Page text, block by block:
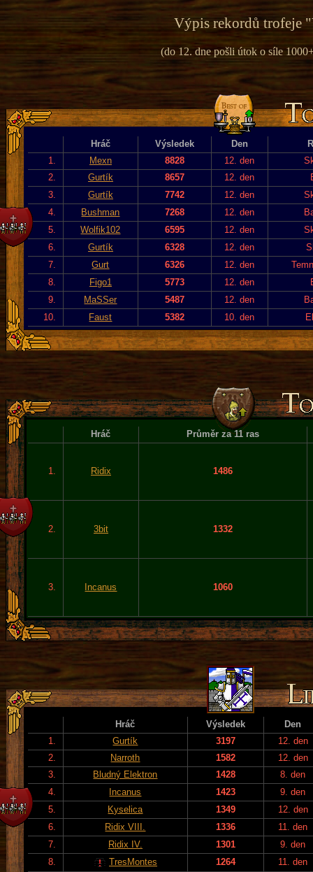
Výpis rekordů trofeje "
(do 12. dne pošli útok o síle
Hráč Výsledek Den
1.
Mexn 8828 12. den
2.
Gurtík 8657 12. den
3.
Gurtík 7742 12. den
4.
Bushman 7268 12. den
5.
Wolfik102 6595 12. den
6.
Gurtík 6328 12. den
7.
Gurt 6326 12. den
8.
Figo1 5773 12. den
9.
MaSSer 5487 12. den
10.
Faust 5382 10. den
Hráč Průměr za 11 ras
1. Ridix 1486
2. 3bit 1332
3. Incanus 1060
Hráč Výsledek
Den
1.
Gurtík 3197
12. den
2.
Narroth 1582
12. den
3.
Bludný Elektron 1428
8. den
4.
Incanus 1423
9. den
5.
Kyselica 1349
12. den
6.
Ridix VIII. 1336
11. den
7.
Ridix IV. 1301
9. den
8.
TresMontes 1264
11. den